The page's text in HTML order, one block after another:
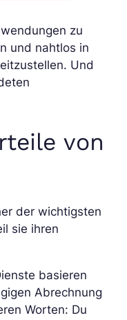
zu
und nahtlos in
Und
von
der wichtigsten
sie ihren
basieren
Abrechnung
Worten: Du